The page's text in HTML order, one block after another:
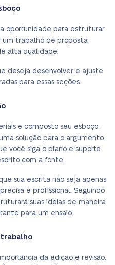
oportunidade para estruturar
um trabalho de proposta
alta qualidade.
deseja desenvolver e ajuste
para essas seções.
e composto seu esboço,
solução para o argumento
você siga o plano e suporte
com a fonte.
sua escrita não seja apenas
e profissional. Seguindo
suas ideias de maneira
para um ensaio.
trabalho
da edição e revisão,